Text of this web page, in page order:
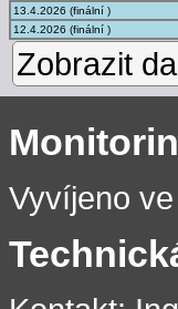
13.4.2026 (finální )
12.4.2026 (finální )
Zobrazit
Vyvíjeno